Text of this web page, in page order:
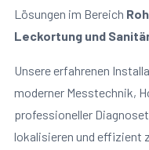
Lösungen im Bereich
Leckortung und
Unsere erfahrenen
moderner Messtechnik,
professioneller
lokalisieren und effizient